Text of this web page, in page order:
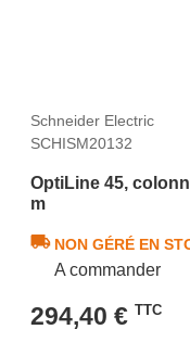
Schneider Electric
SCHISM20132
OptiLine 45,
m
NON GÉRÉ EN
A commander
294,40 € TTC